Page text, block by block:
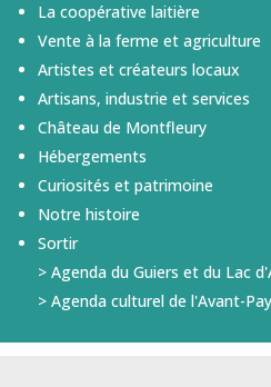
La coopérative laitière
Vente à la ferme et agriculture
Artistes et créateurs locaux
Artisans, industrie et services
Château de Montfleury
Hébergements
Curiosités et patrimoine
Notre histoire
Sortir
> Agenda du Guiers et du Lac
> Agenda culturel de l'Avant-